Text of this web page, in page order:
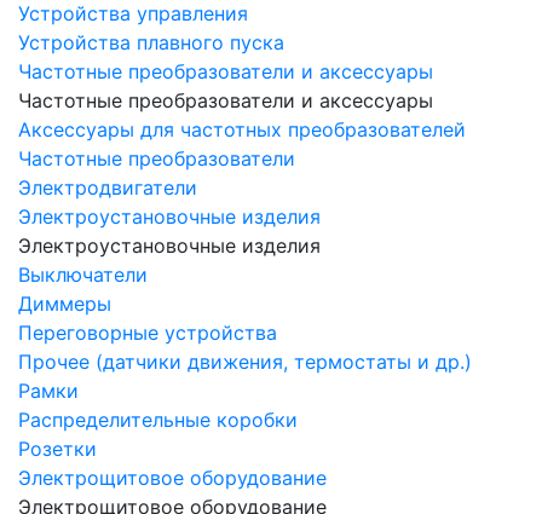
Устройства управления
Устройства плавного пуска
Частотные преобразователи и аксессуары
Частотные преобразователи и аксессуары
Аксессуары для частотных преобразователей
Частотные преобразователи
Электродвигатели
Электроустановочные изделия
Электроустановочные изделия
Выключатели
Диммеры
Переговорные устройства
Прочее (датчики движения, термостаты и др.)
Рамки
Распределительные коробки
Розетки
Электрощитовое оборудование
Электрощитовое оборудование